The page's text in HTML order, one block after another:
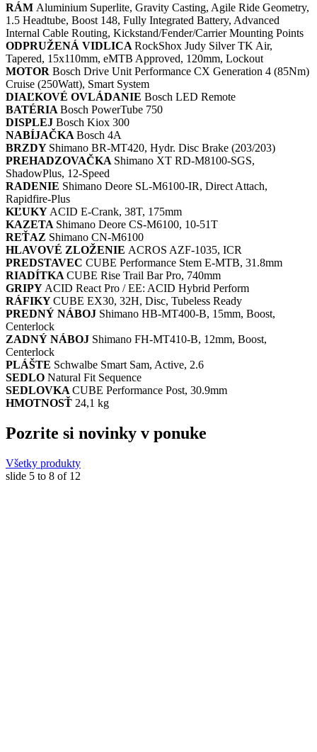
RÁM Aluminium Superlite, Gravity Casting, Agile Ride Geometry,
1.5 Headtube, Boost 148, Fully Integrated Battery, Advanced
Internal Cable Routing, Kickstand/Fender/Carrier Mounting Points
ODPRUŽENÁ VIDLICA RockShox Judy Silver TK Air,
Tapered, 15x110mm, eMTB Approved, 120mm, Lockout
MOTOR Bosch Drive Unit Performance CX Generation 4 (85Nm)
Cruise (250Watt), Smart System
DIAĽKOVÉ OVLÁDANIE Bosch LED Remote
BATÉRIA Bosch PowerTube 750
DISPLEJ Bosch Kiox 300
NABÍJAČKA Bosch 4A
BRZDY Shimano BR-MT420, Hydr. Disc Brake (203/203)
PREHADZOVAČKA Shimano XT RD-M8100-SGS,
ShadowPlus, 12-Speed
RADENIE Shimano Deore SL-M6100-IR, Direct Attach,
Rapidfire-Plus
KĽUKY ACID E-Crank, 38T, 175mm
KAZETA Shimano Deore CS-M6100, 10-51T
REŤAZ Shimano CN-M6100
HLAVOVÉ ZLOŽENIE ACROS AZF-1035, ICR
PREDSTAVEC CUBE Performance Stem E-MTB, 31.8mm
RIADÍTKA CUBE Rise Trail Bar Pro, 740mm
GRIPY ACID React Pro / EE: ACID Hybrid Perform
RÁFIKYCUBE EX30, 32H, Disc, Tubeless Ready
PREDNÝ NÁBOJ Shimano HB-MT400-B, 15mm, Boost,
Centerlock
ZADNÝ NÁBOJ Shimano FH-MT410-B, 12mm, Boost,
Centerlock
PLÁŠTE Schwalbe Smart Sam, Active, 2.6
SEDLO Natural Fit Sequence
SEDLOVKA CUBE Performance Post, 30.9mm
HMOTNOSŤ 24,1 kg
Pozrite si novinky v ponuke
Všetky produkty
slide 5 to 8 of 12